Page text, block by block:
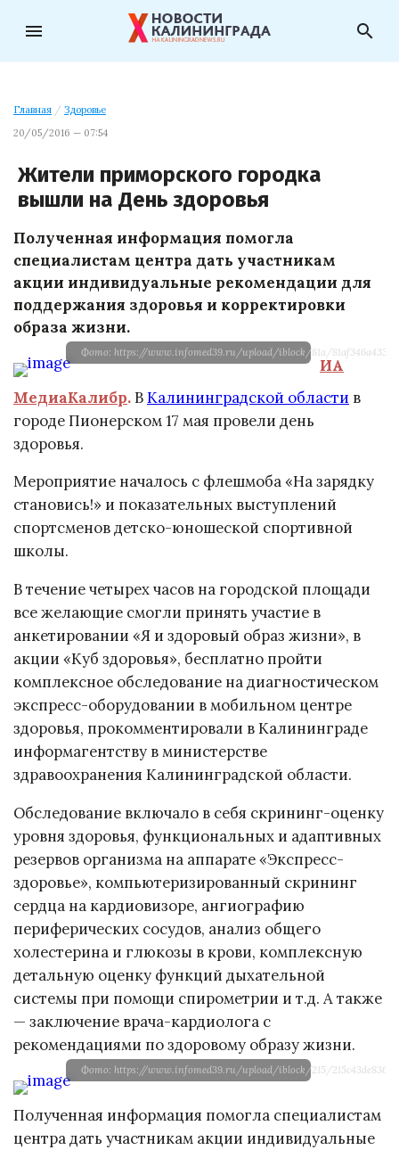
menu search
Главная / Здоровье
20/05/2016 — 07:54
Жители приморского городка
вышли на День здоровья
Полученная информация помогла
специалистам центра дать участникам
акции индивидуальные рекомендации для
поддержания здоровья и корректировки
образа жизни.
Фото: https://www.infomed39.ru/upload/iblock/81a/
ИА
МедиаКалибр.ВКалининградской области в
городе Пионерском 17 мая провели день
здоровья.
Мероприятие началось с флешмоба «На зарядку
становись!» и показательных выступлений
спортсменов детско-юношеской спортивной
школы.
В течение четырех часов на городской площади
все желающие смогли принять участие в
анкетировании «Я и здоровый образ жизни», в
акции «Куб здоровья», бесплатно пройти
комплексное обследование на диагностическом
экспресс-оборудовании в мобильном центре
здоровья, прокомментировали в Калининграде
информагентству в министерстве
здравоохранения Калининградской области.
Обследование включало в себя скрининг-оценку
уровня здоровья, функциональных и адаптивных
резервов организма на аппарате «Экспресс-
здоровье», компьютеризированный скрининг
сердца на кардиовизоре, ангиографию
периферических сосудов, анализ общего
холестерина и глюкозы в крови, комплексную
детальную оценку функций дыхательной
системы при помощи спирометрии и т.д. А также
— заключение врача-кардиолога с
рекомендациями по здоровому образу жизни.
Фото: https://www.infomed39.ru/upload/iblock/215/
Полученная информация помогла специалистам
центра дать участникам акции индивидуальные